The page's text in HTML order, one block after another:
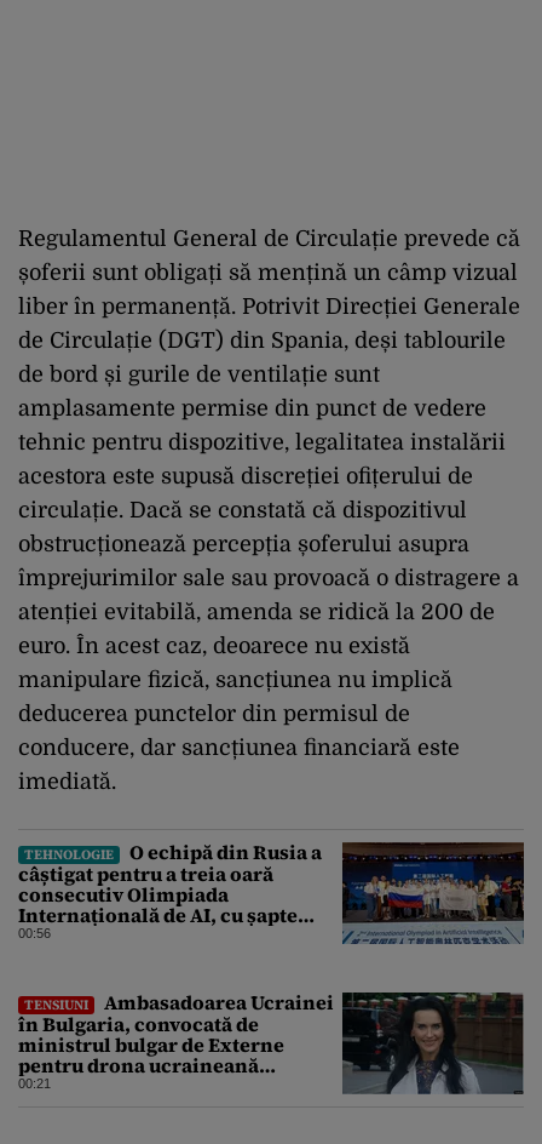
Regulamentul General de Circulație prevede că
șoferii sunt obligați să mențină un câmp vizual
liber în permanență. Potrivit Direcției Generale
de Circulație (DGT) din Spania, deși tablourile
de bord și gurile de ventilație sunt
amplasamente permise din punct de vedere
tehnic pentru dispozitive, legalitatea instalării
acestora este supusă discreției ofițerului de
circulație. Dacă se constată că dispozitivul
obstrucționează percepția șoferului asupra
împrejurimilor sale sau provoacă o distragere a
atenției evitabilă, amenda se ridică la 200 de
euro. În acest caz, deoarece nu există
manipulare fizică, sancțiunea nu implică
deducerea punctelor din permisul de
conducere, dar sancțiunea financiară este
imediată.
TEHNOLOGIE
O echipă din Rusia a
câștigat pentru a treia oară
consecutiv Olimpiada
Internațională de AI, cu șapte
medalii din aur și una de bronz
00:56
TENSIUNI
Ambasadoarea Ucrainei
în Bulgaria, convocată de
ministrul bulgar de Externe
pentru drona ucraineană
prăbușită în apropierea
00:21